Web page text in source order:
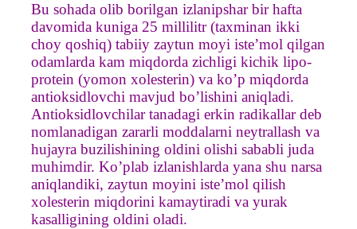
Bu sohada olib borilgan izlanipshar bir hafta
davomida kuniga 25 millilitr (taxminan ikki
choy qoshiq) tabiiy zaytun moyi iste’mol qilgan
odamlarda kam miqdorda zichligi kichik lipo-
protein (yomon xolesterin) va ko’p miqdorda
antioksidlovchi mavjud bo’lishini aniqladi.
Antioksidlovchilar tanadagi erkin radikallar deb
nomlanadigan zararli moddalarni neytrallash va
hujayra buzilishining oldini olishi sababli juda
muhimdir. Ko’plab izlanishlarda yana shu narsa
aniqlandiki, zaytun moyini iste’mol qilish
xolesterin miqdorini kamaytiradi va yurak
kasalligining oldini oladi.